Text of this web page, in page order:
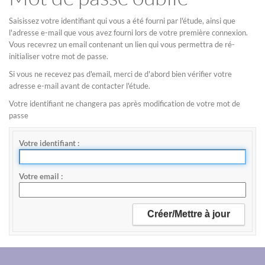
Saisissez votre identifiant qui vous a été fourni par l'étude, ainsi que
l'adresse e-mail que vous avez fourni lors de votre première connexion.
Vous recevrez un email contenant un lien qui vous permettra de ré-
initialiser votre mot de passe.
Si vous ne recevez pas d'email, merci de d'abord bien vérifier votre
adresse e-mail avant de contacter l'étude.
Votre identifiant ne changera pas après modification de votre mot de
passe
Votre identifiant
Votre email